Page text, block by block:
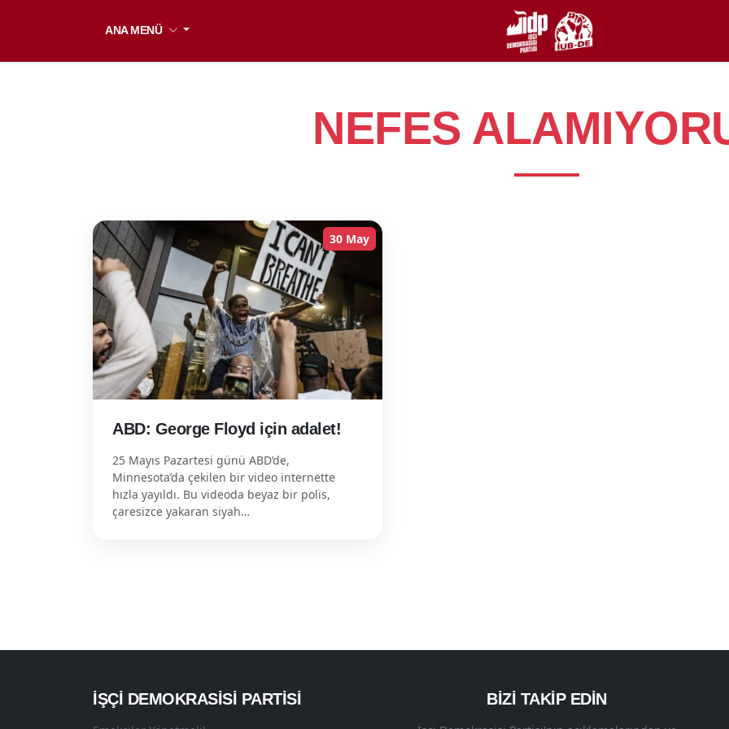
ANA MENÜ
NEFES
30 May
ABD: George Floyd için adalet!
25 Mayıs Pazartesi günü ABD’de,
Minnesota’da çekilen bir video internette
hızla yayıldı. Bu videoda beyaz bir polis,
çaresizce yakaran siyah…
İŞÇI DEMOKRASISI PARTISI BİZİ TAKİP EDİN